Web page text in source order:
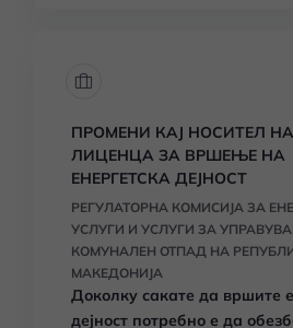
ПРОМЕНИ КАЈ НОСИТЕЛ НА
ЛИЦЕНЦА ЗА ВРШЕЊЕ НА
ЕНЕРГЕТСКА ДЕЈНОСТ
РЕГУЛАТОРНА КОМИСИЈА ЗА
УСЛУГИ И УСЛУГИ ЗА
КОМУНАЛЕН ОТПАД НА
МАКЕДОНИЈА
Доколку сакате да вршите
дејност потребно е да